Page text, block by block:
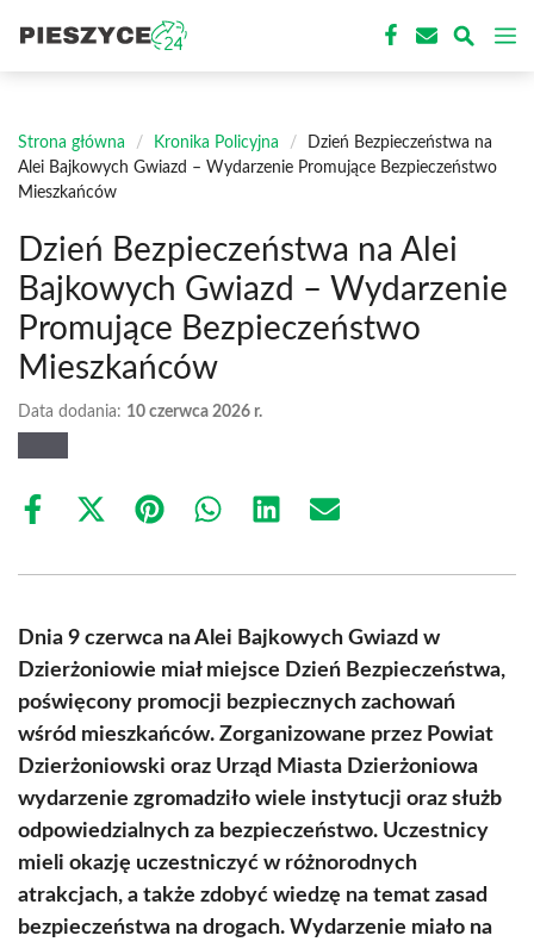
treści
Strona główna / Kronika Policyjna /
Dzień Bezpieczeństwa na
Alei Bajkowych Gwiazd – Wydarzenie Promujące Bezpieczeństwo
Mieszkańców
Dzień Bezpieczeństwa na Alei
Bajkowych Gwiazd – Wydarzenie
Promujące Bezpieczeństwo
Mieszkańców
Data dodania: 10 czerwca 2026 r.
Share
Share
(Twitter)
Share Share Share Share
Dnia 9 czerwca na Alei Bajkowych Gwiazd w
Dzierżoniowie miał miejsce Dzień Bezpieczeństwa,
poświęcony promocji bezpiecznych zachowań
wśród mieszkańców. Zorganizowane przez Powiat
Dzierżoniowski oraz Urząd Miasta Dzierżoniowa
wydarzenie zgromadziło wiele instytucji oraz służb
odpowiedzialnych za bezpieczeństwo. Uczestnicy
mieli okazję uczestniczyć w różnorodnych
atrakcjach, a także zdobyć wiedzę na temat zasad
bezpieczeństwa na drogach. Wydarzenie miało na